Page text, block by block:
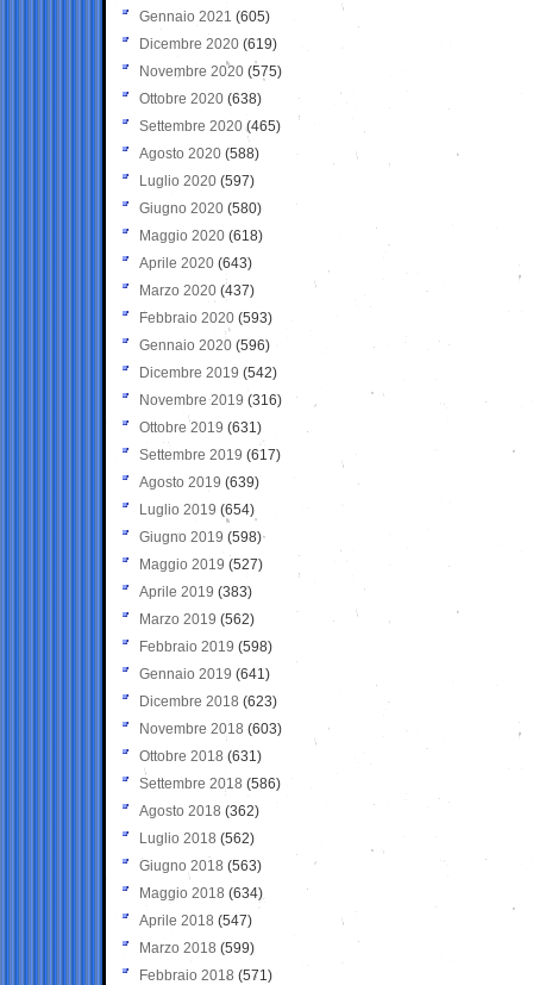
Gennaio 2021 (605)
Dicembre 2020 (619)
Novembre 2020 (575)
Ottobre 2020 (638)
Settembre 2020(465)
Agosto 2020 (588)
Luglio 2020 (597)
Giugno 2020 (580)
Maggio 2020 (618)
Aprile 2020 (643)
Marzo 2020 (437)
Febbraio 2020 (593)
Gennaio 2020 (596)
Dicembre 2019 (542)
Novembre 2019 (316)
Ottobre 2019 (631)
Settembre 2019 (617)
Agosto 2019 (639)
Luglio 2019 (654)
Giugno 2019 (598)
Maggio 2019 (527)
Aprile 2019 (383)
Marzo 2019 (562)
Febbraio 2019 (598)
Gennaio 2019 (641)
Dicembre 2018 (623)
Novembre 2018 (603)
Ottobre 2018 (631)
Settembre 2018 (586)
Agosto 2018 (362)
Luglio 2018 (562)
Giugno 2018 (563)
Maggio 2018 (634)
Aprile 2018 (547)
Marzo 2018 (599)
Febbraio 2018 (571)